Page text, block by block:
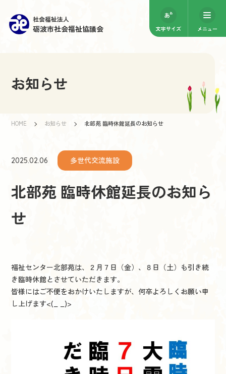
社会福祉法人
砺波市社会福祉協議会 文字サイズ メニュー
お知らせ
HOME お知らせ 北部苑 臨時休館延長のお知らせ
2025.02.06 多世代交流施設
北部苑 臨時休館延長のお知ら
せ
福祉センター北部苑は、２月７日（金）、８日（土）も引き続
き臨時休館とさせていただきます。
皆様にはご不便をおかけいたしますが、何卒よろしくお願い申
し上げます<(_ _)>